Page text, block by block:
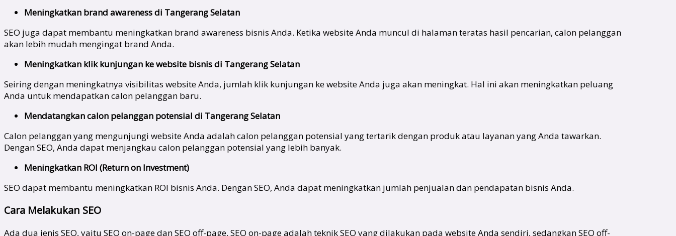
Meningkatkan brand awareness di Tangerang Selatan
SEO juga dapat membantu meningkatkan brand awareness bisnis Anda. Ketika website Anda muncul di halaman teratas hasil pencarian, calon pelanggan
akan lebih mudah mengingat brand Anda.
Meningkatkan klik kunjungan ke website bisnis di Tangerang Selatan
Seiring dengan meningkatnya visibilitas website Anda, jumlah klik kunjungan ke website Anda juga akan meningkat. Hal ini akan meningkatkan peluang
Anda untuk mendapatkan calon pelanggan baru.
Mendatangkan calon pelanggan potensial di Tangerang Selatan
Calon pelanggan yang mengunjungi website Anda adalah calon pelanggan potensial yang tertarik dengan produk atau layanan yang Anda tawarkan.
Dengan SEO, Anda dapat menjangkau calon pelanggan potensial yang lebih banyak.
Meningkatkan ROI (Return on Investment)
SEO dapat membantu meningkatkan ROI bisnis Anda. Dengan SEO, Anda dapat meningkatkan jumlah penjualan dan pendapatan bisnis Anda.
Cara Melakukan SEO
Ada dua jenis SEO, yaitu SEO on-page dan SEO off-page. SEO on-page adalah teknik SEO yang dilakukan pada website Anda sendiri, sedangkan SEO off-